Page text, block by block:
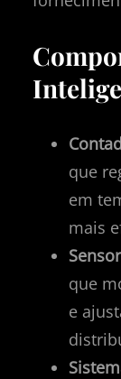
que
em
mais
que
e